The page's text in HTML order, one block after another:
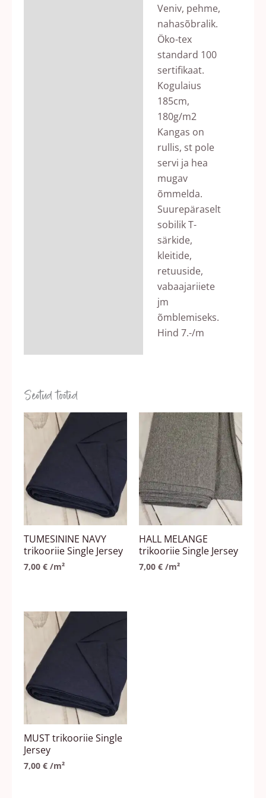
Veniv, pehme,
nahasõbralik.
Öko-tex
standard 100
sertifikaat.
Kogulaius
185cm,
180g/m2
Kangas on
rullis, st pole
servi ja hea
mugav
õmmelda.
Suurepäraselt
sobilik T-
särkide,
kleitide,
retuuside,
vabaajariiete
jm
õmblemiseks.
Hind 7.-/m
Seotud tooted
TUMESININE NAVY
trikooriie Single Jersey
7,00 € /m²
HALL MELANGE
trikooriie Single Jersey
7,00 € /m²
MUST trikooriie Single
Jersey
7,00 € /m²